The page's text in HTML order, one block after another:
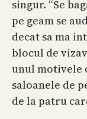
singur. “Se
pe geam se
decat sa ma
blocul de
unul motivele
saloanele de
de la patru